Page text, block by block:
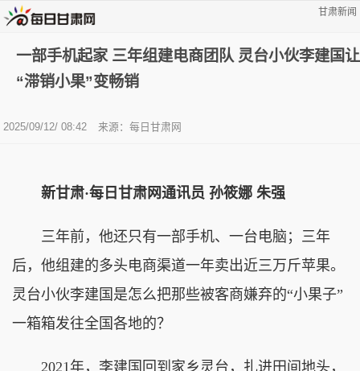
甘肃新闻
一部手机起家 三年组建电商团队 灵台小伙李建国让
“滞销小果”变畅销
2025/09/12/ 08:42 来源：每日甘肃网
新甘肃·每日甘肃网通讯员 孙筱娜 朱强
三年前，他还只有一部手机、一台电脑；三年
后，他组建的多头电商渠道一年卖出近三万斤苹果。
灵台小伙李建国是怎么把那些被客商嫌弃的“小果子”
一箱箱发往全国各地的？
2021年，李建国回到家乡灵台，扎进田间地头，